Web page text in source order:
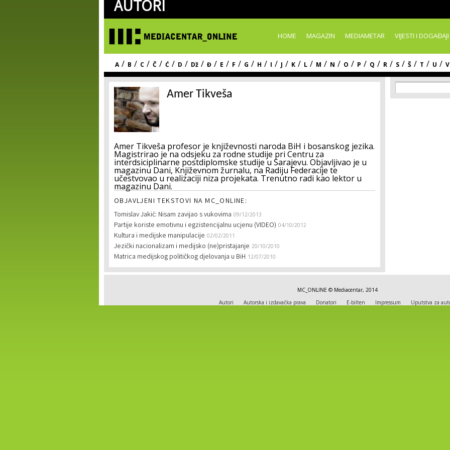
content
AUTORI
HOME MAGAZIN MEDIAMETAR VIJESTI I DOGAĐAJI
A / B / C / Č / Ć / D / Dž / Đ / E / F / G / H / I / J / K / L / M / N / O / P / Q / R / S / Š / T / U / V
Amer Tikveša
Amer Tikveša profesor je književnosti naroda BiH i bosanskog jezika.
Magistrirao je na odsjeku za rodne studije pri Centru za
interdsiciplinarne postdiplomske studije u Sarajevu. Objavljivao je u
magazinu Dani, Književnom žurnalu, na Radiju Federacije te
učestvovao u realizaciji niza projekata. Trenutno radi kao lektor u
magazinu Dani.
OBJAVLJENI TEKSTOVI NA MC_ONLINE:
Tomislav Jakić: Nisam zavijao s vukovima 09/12/2013
Partije koriste emotivnu i egzistencijalnu ucjenu (VIDEO) 04/10/2012
Kultura i medijske manipulacije 02/02/2011
Jezički nacionalizam i medijsko (ne)pristajanje 20/10/2010
Matrica medijskog političkog djelovanja u BiH 12/07/2010
Search
Search
MC_ONLINE © Mediacentar, 2014
Autori
Autorska i izdavačka prava Donatori E-bilten Impressum Uputstva za